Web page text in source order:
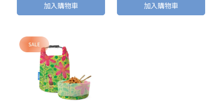
加入購物車 加入購物車